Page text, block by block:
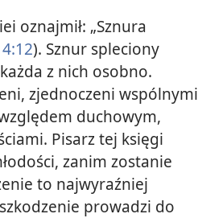
oznajmił: „Sznura
). Sznur spleciony
z nich osobno.
zjednoczeni wspólnymi
duchowym,
Pisarz tej księgi
zanim zostanie
to najwyraźniej
prowadzi do